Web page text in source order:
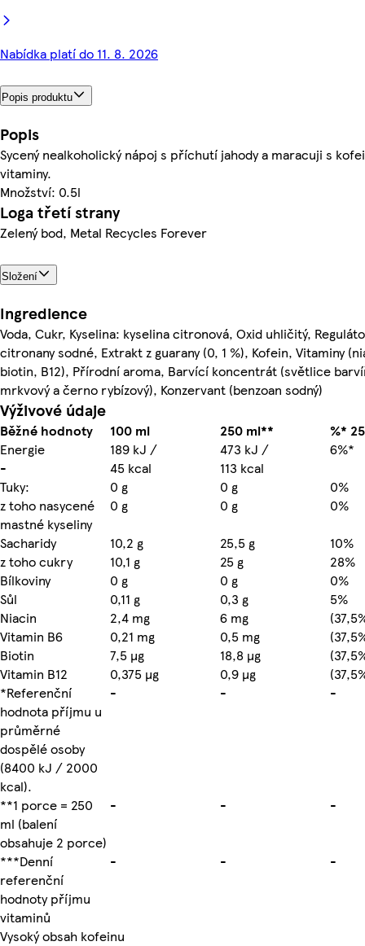
Nabídka platí do 11. 8. 2026
Popis produktu
Popis
Sycený nealkoholický nápoj s příchutí jahody a maracuji s
vitaminy.
Množství: 0.5l
Loga třetí strany
Zelený bod, Metal Recycles Forever
Složení
Ingredience
Voda, Cukr, Kyselina: kyselina citronová, Oxid uhličitý,
citronany sodné, Extrakt z guarany (0, 1 %), Kofein, Vitaminy
biotin, B12), Přírodní aroma, Barvící koncentrát (světlice
mrkvový a černo rybízový), Konzervant (benzoan sodný)
Výživové údaje
Běžné hodnoty 100 ml 250 ml**
%*
Energie
189 kJ / 473 kJ /
6%*
-
45 kcal
113 kcal
Tuky:
0 g 0 g
0%
z toho nasycené
mastné kyseliny
0 g 0 g
0%
Sacharidy
10,2 g 25,5 g
10%
z toho cukry
10,1 g 25 g
28%
Bílkoviny
0 g 0 g
0%
Sůl
0,11 g 0,3 g
5%
Niacin
2,4 mg 6 mg
Vitamin B6
0,21 mg 0,5 mg
Biotin
7,5 µg 18,8 µg
Vitamin B12
0,375 µg 0,9 µg
*Referenční
hodnota příjmu u
průměrné
dospělé osoby
(8400 kJ / 2000
kcal).
- - -
**1 porce = 250
ml (balení
obsahuje 2 porce)
- - -
***Denní
referenční
hodnoty příjmu
vitaminů
- - -
Vysoký obsah kofeinu